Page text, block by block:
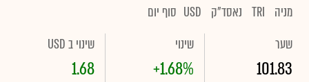
מניה
TRI נאסד"ק USD סוף יום
שער
101.83
שינוי
+1.68%
שינוי ב USD
1.68